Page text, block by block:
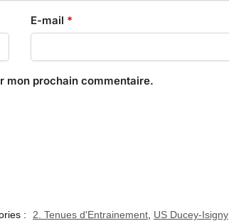
E-mail *
mon prochain commentaire.
: 2. Tenues d'Entrainement US Ducey-Isigny